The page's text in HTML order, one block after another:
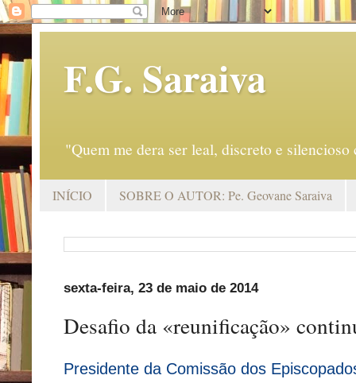
F.G. Saraiva
"Quem me dera ser leal, discreto e
INÍCIO SOBRE O AUTOR: Pe. Geovane Saraiva
sexta-feira, 23 de maio de 2014
Desafio da «reunificação»
Presidente da Comissão dos